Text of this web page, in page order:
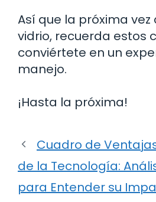
Así que la próxima vez
vidrio, recuerda estos
conviértete en un
manejo.
¡Hasta la próxima!
Cuadro de
de la Tecnología:
para Entender su